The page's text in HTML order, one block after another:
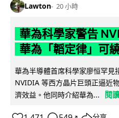
Lawton 20 小時
華為科學家警告
華為「韜定律」可
華為半導體首席科學家廖恒罕見
NVIDIA 等西方晶片巨頭正逼近
濟效益。他同時介紹華為...
閱